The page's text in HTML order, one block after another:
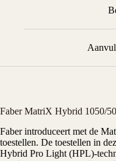
Faber MatriX Hybrid 1050/
Faberintroduceert met de
toestellen. De toestellen in
Hybrid Pro Light (HPL)-